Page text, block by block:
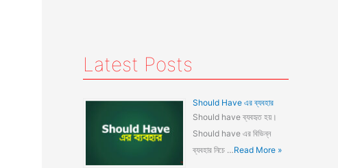
Latest Posts
Should Have এর ব্যবহার
Should have ব্যবহৃত হয়।
Should have এর বিভিন্ন
ব্যবহার নিচে …Read More »